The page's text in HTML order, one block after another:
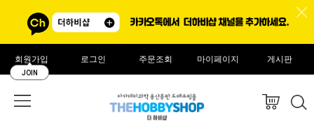
회원가입
JOIN
로그인 주문조회 마이페이지 게시판